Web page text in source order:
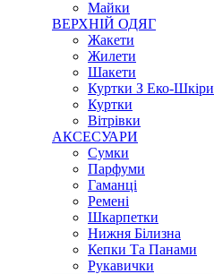
Майки
ВЕРХНІЙ ОДЯГ
Жакети
Жилети
Шакети
Куртки З Еко-Шкіри
Куртки
Вітрівки
АКСЕСУАРИ
Сумки
Парфуми
Гаманці
Ремені
Шкарпетки
Нижня Білизна
Кепки Та Панами
Рукавички